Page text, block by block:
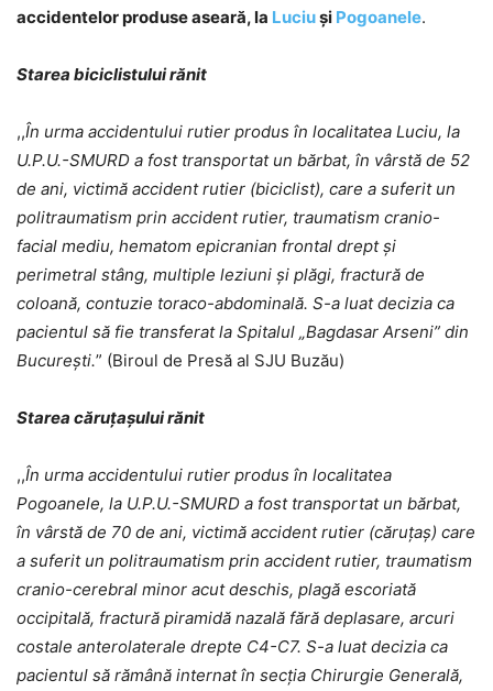
accidentelor produse aseară, la Luciuși Pogoanele.
Starea biciclistului rănit
,,În urma accidentului rutier produs în localitatea Luciu, la
U.P.U.-SMURD a fost transportat un bărbat, în vârstă de 52
de ani, victimă accident rutier (biciclist), care a suferit un
politraumatism prin accident rutier, traumatism cranio-
facial mediu, hematom epicranian frontal drept și
perimetral stâng, multiple leziuni și plăgi, fractură de
coloană, contuzie toraco-abdominală. S-a luat decizia ca
pacientul să fie transferat la Spitalul „Bagdasar Arseni” din
București.” (Biroul de Presă al SJU Buzău)
Starea căruțașului rănit
,,În urma accidentului rutier produs în localitatea
Pogoanele, la U.P.U.-SMURD a fost transportat un bărbat,
în vârstă de 70 de ani, victimă accident rutier (căruțaș) care
a suferit un politraumatism prin accident rutier, traumatism
cranio-cerebral minor acut deschis, plagă escoriată
occipitală, fractură piramidă nazală fără deplasare, arcuri
costale anterolaterale drepte C4-C7. S-a luat decizia ca
pacientul să rămână internat în secția Chirurgie Generală,